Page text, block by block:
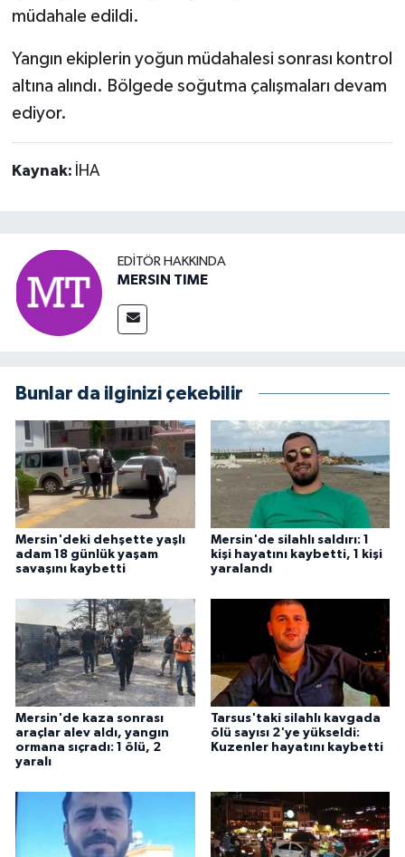
müdahale edildi.
Yangın ekiplerin yoğun müdahalesi sonrası kontrol
altına alındı. Bölgede soğutma çalışmaları devam
ediyor.
Kaynak: İHA
EDITÖR HAKKINDA
MERSIN TIME
Bunlar da ilginizi çekebilir
Mersin'deki dehşette yaşlı
adam 18 günlük yaşam
savaşını kaybetti
Mersin'de silahlı saldırı: 1
kişi hayatını kaybetti, 1 kişi
yaralandı
Mersin'de kaza sonrası
araçlar alev aldı, yangın
ormana sıçradı: 1 ölü, 2
yaralı
Tarsus'taki silahlı kavgada
ölü sayısı 2'ye yükseldi:
Kuzenler hayatını kaybetti